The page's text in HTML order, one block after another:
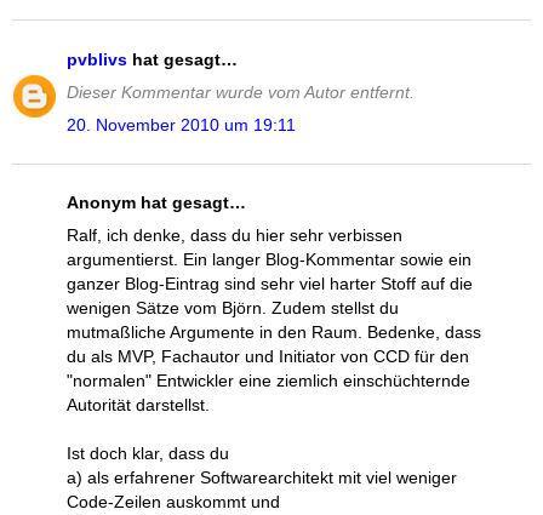
pvblivs hat gesagt…
Dieser Kommentar wurde vom Autor entfernt.
20. November 2010 um 19:11
Anonym hat gesagt…
Ralf, ich denke, dass du hier sehr verbissen
argumentierst. Ein langer Blog-Kommentar sowie ein
ganzer Blog-Eintrag sind sehr viel harter Stoff auf die
wenigen Sätze vom Björn. Zudem stellst du
mutmaßliche Argumente in den Raum. Bedenke, dass
du als MVP, Fachautor und Initiator von CCD für den
"normalen" Entwickler eine ziemlich einschüchternde
Autorität darstellst.
Ist doch klar, dass du
a) als erfahrener Softwarearchitekt mit viel weniger
Code-Zeilen auskommt und